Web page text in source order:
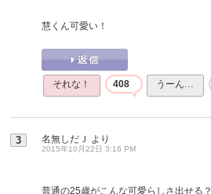
慧くん可愛い！
それな！ 408 うーん…
3 名無しだＪ より
2015年10月22日 3:16 PM
普通の25歳がこんな可愛らしさ出せる？